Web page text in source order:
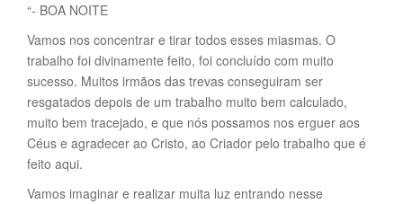
“- BOA NOITE
Vamos nos concentrar e tirar todos esses miasmas. O
trabalho foi divinamente feito, foi concluído com muito
sucesso. Muitos irmãos das trevas conseguiram ser
resgatados depois de um trabalho muito bem calculado,
muito bem tracejado, e que nós possamos nos erguer aos
Céus e agradecer ao Cristo, ao Criador pelo trabalho que é
feito aqui.
Vamos imaginar e realizar muita luz entrando nesse